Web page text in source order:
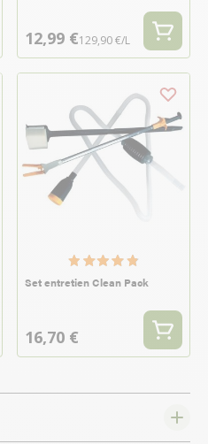
12,99 €129,90 €/L
Set entretien Clean Pack
16,70 €